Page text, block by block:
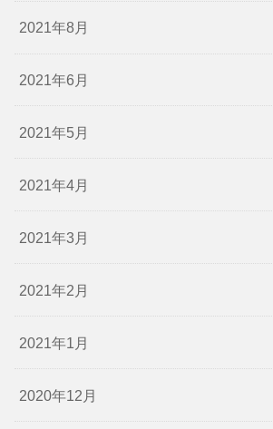
2021年8月
2021年6月
2021年5月
2021年4月
2021年3月
2021年2月
2021年1月
2020年12月